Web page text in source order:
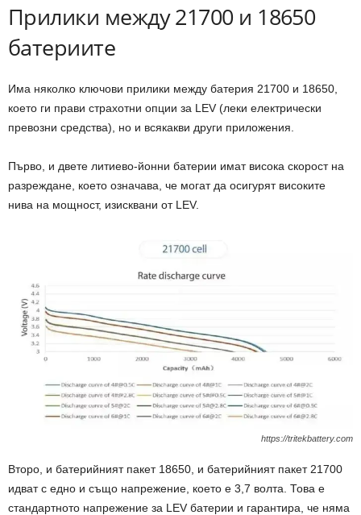
Прилики между 21700 и 18650
батериите
Има няколко ключови прилики между батерия 21700 и 18650,
което ги прави страхотни опции за LEV (леки електрически
превозни средства), но и всякакви други приложения.
Първо, и двете литиево-йонни батерии имат висока скорост на
разреждане, което означава, че могат да осигурят високите
нива на мощност, изисквани от LEV.
https://tritekbattery.com
Второ, и батерийният пакет 18650, и батерийният пакет 21700
идват с едно и също напрежение, което е 3,7 волта. Това е
стандартното напрежение за LEV батерии и гарантира, че няма